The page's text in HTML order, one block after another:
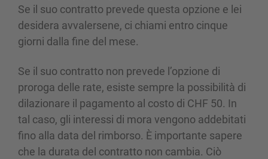
Se il suo contratto prevede questa opzione e lei
desidera avvalersene, ci chiami entro cinque
giorni dalla fine del mese.
Se il suo contratto non prevede l’opzione di
proroga delle rate, esiste sempre la possibilità di
dilazionare il pagamento al costo di CHF 50. In
tal caso, gli interessi di mora vengono addebitati
fino alla data del rimborso. È importante sapere
che la durata del contratto non cambia. Ciò